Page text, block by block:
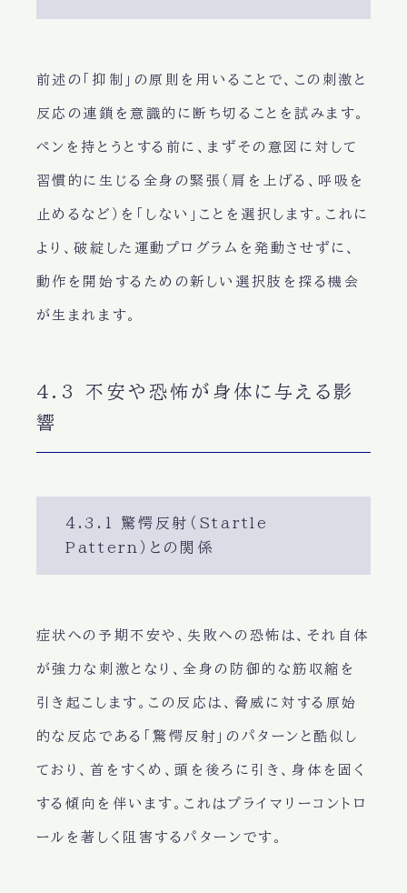
前述の「抑制」の原則を用いることで、この刺激と
反応の連鎖を意識的に断ち切ることを試みます。
ペンを持とうとする前に、まずその意図に対して
習慣的に生じる全身の緊張（肩を上げる、呼吸を
止めるなど）を「しない」ことを選択します。これに
より、破綻した運動プログラムを発動させずに、
動作を開始するための新しい選択肢を探る機会
が生まれます。
4.3 不安や恐怖が身体に与える影
響
4.3.1 驚愕反射（Startle
Pattern）との関係
症状への予期不安や、失敗への恐怖は、それ自体
が強力な刺激となり、全身の防御的な筋収縮を
引き起こします。この反応は、脅威に対する原始
的な反応である「驚愕反射」のパターンと酷似し
ており、首をすくめ、頭を後ろに引き、身体を固く
する傾向を伴います。これはプライマリーコントロ
ールを著しく阻害するパターンです。